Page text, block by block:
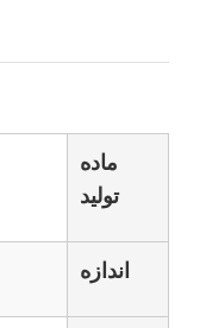
ماده
تولید
اندازه